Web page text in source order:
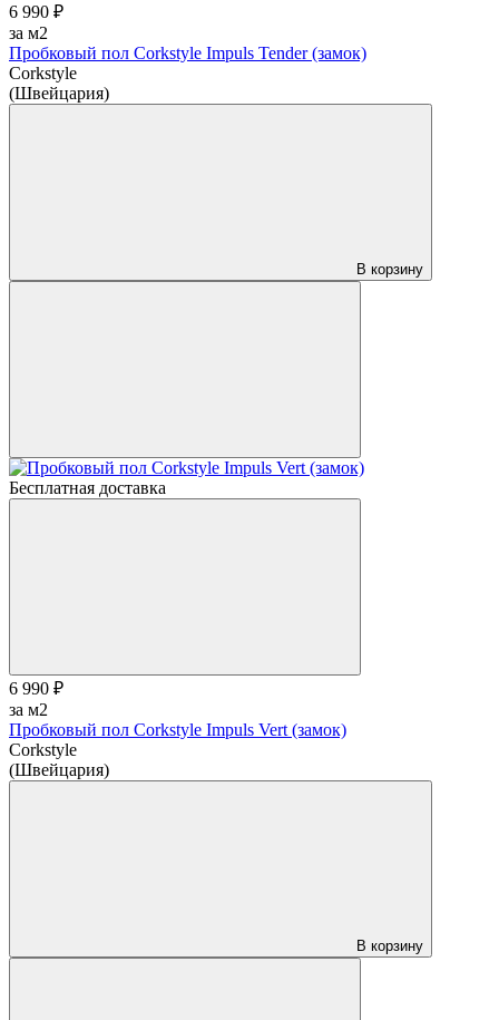
6 990 ₽
за м2
Пробковый пол Corkstyle Impuls Tender (замок)
Corkstyle
(Швейцария)
В корзину
Бесплатная доставка
6 990 ₽
за м2
Пробковый пол Corkstyle Impuls Vert (замок)
Corkstyle
(Швейцария)
В корзину